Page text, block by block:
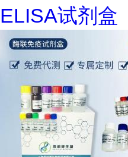
ELISA试剂盒